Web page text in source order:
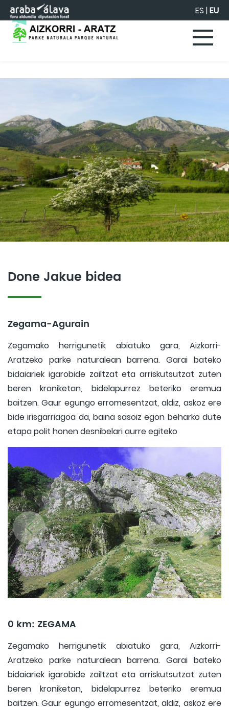
Eduki nagusira joan ES |EU
Done Jakue bidea
Zegama-Agurain
Zegamako herrigunetik abiatuko gara, Aizkorri-
Aratzeko parke naturalean barrena. Garai bateko
bidaiariek igarobide zailtzat eta arriskutsutzat zuten
beren kroniketan, bidelapurrez beteriko eremua
baitzen. Gaur egungo erromesentzat, aldiz, askoz ere
bide irisgarriagoa da, baina sasoiz egon beharko dute
etapa polit honen desnibelari aurre egiteko
0 km: ZEGAMA
Zegamako herrigunetik abiatuko gara, Aizkorri-
Aratzeko parke naturalean barrena. Garai bateko
bidaiariek igarobide zailtzat eta arriskutsutzat zuten
beren kroniketan, bidelapurrez beteriko eremua
baitzen. Gaur egungo erromesentzat, aldiz, askoz ere